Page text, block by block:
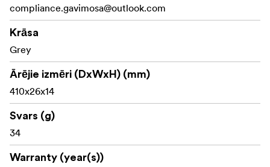
compliance.gavimosa@outlook.com
Krāsa
Grey
Ārējie izmēri (DxWxH) (mm)
410x26x14
Svars (g)
34
Warranty (year(s))